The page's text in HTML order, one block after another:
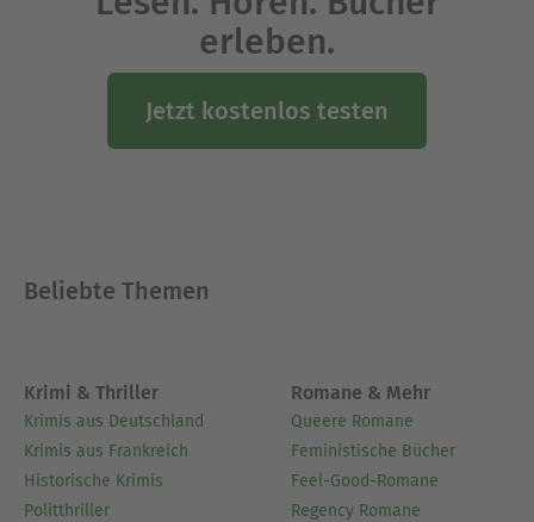
erleben.
Jetzt kostenlos testen
Beliebte Themen
Krimi & Thriller
Krimis aus Deutschland
Krimis aus Frankreich
Historische Krimis
Politthriller
Romane & Mehr
Queere Romane
Feministische Bücher
Feel-Good-Romane
Regency Romane